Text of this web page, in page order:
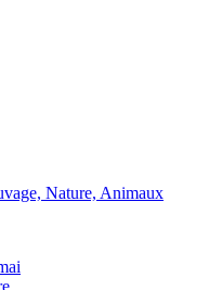
Nature, Animaux